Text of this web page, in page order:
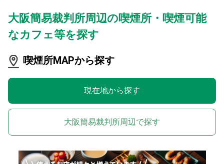
大阪簡易裁判所周辺の喫煙所・喫煙可能
なカフェ等を探す
喫煙所MAPから探す
現在地から探す
大阪簡易裁判所周辺で探す